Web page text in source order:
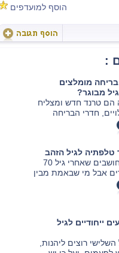
הוסף למועדפים
:
מומלצים
מבוגר?
הם טרנד חדש ומצליח
חדרי הבריחה
נגד הזמן, האם
מהחדר בפחות
בחדרי בריחה והם
אחריהם את כל
בכל גיל, גם בגיל
טלפתיה לגיל הזהב
יש כאלה שחושבים שאחרי גיל 70
אבל מי שבאמת מבין
אוהב לצחוק וליהנות
הגיל שבו החיים
שגרתית לבילוי הבא
ייחודיים לגיל
השלישי רוצים ליהנות,